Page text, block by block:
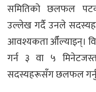
समितिको छलफल
उल्लेख गर्दै उनले
आवश्यकता औँल्याइन्।
गर्न ३ वा ५
सदस्यहरूसँग छलफल